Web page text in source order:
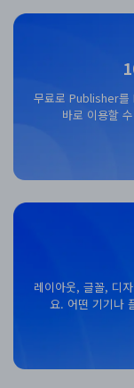
무료로 Publisher를
바로 이용할
레이아웃, 글꼴, 디
요. 어떤 기기나